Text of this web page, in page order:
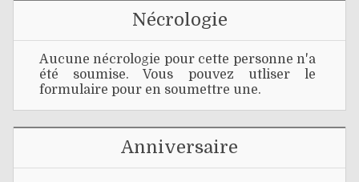
Nécrologie
Aucune nécrologie pour cette personne n'a
été soumise. Vous pouvez utliser le
formulaire pour en soumettre une.
Anniversaire